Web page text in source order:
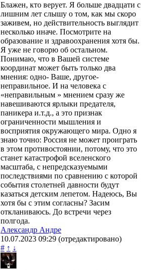
Блажен, кто верует. Я больше двадцати с
лишним лет слышу о том, как мы скоро
заживем, но действительность выглядит
несколько иначе. Посмотрите на
образование и здравоохранения хотя бы.
Я уже не говорю об остальном.
Понимаю, что в Вашей системе
координат может быть только два
мнения: одно- Ваше, другое-
неправильное. И на человека с
«неправильным » мнением сразу же
навешиваются ярлыки предателя,
паникера и.т.д., а это признак
ограниченности мышления и
восприятия окружающего мира. Одно я
знаю точно: Россия не может проиграть
в этом противостоянии, потому, что это
станет катастрофой вселенского
масштаба, с непредсказуемыми
последствиями по сравнению с которой
события столетней давности будут
казаться детским лепетом. Надеюсь, Вы
хотя бы с этим согласны? Засим
откланиваюсь. До встречи через
полгода.
Александр Андре
10.07.2023 09:29 (отредактировано)
# ↑ ↓